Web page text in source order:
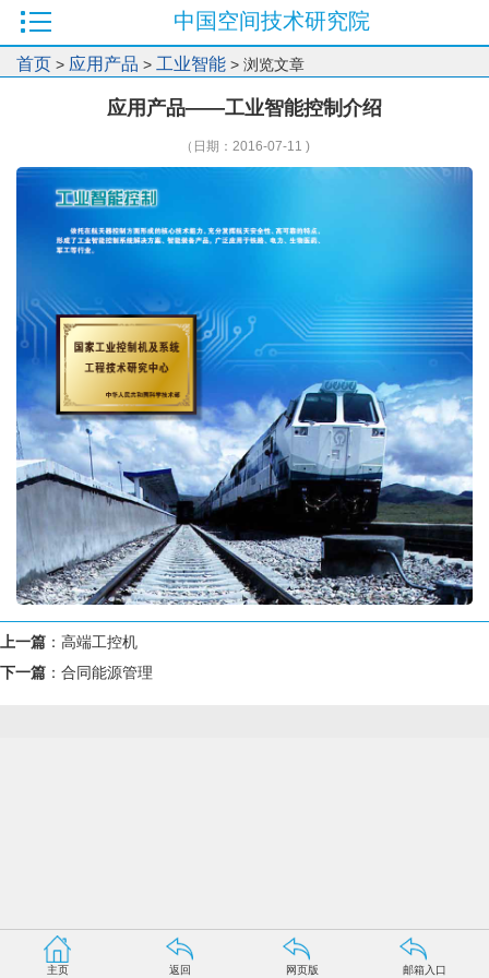
中国空间技术研究院
首页 > 应用产品 > 工业智能 > 浏览文章
应用产品——工业智能控制介绍
（日期：2016-07-11 )
上一篇 ： 高端工控机
下一篇 ： 合同能源管理
主页 返回 网页版 邮箱入口